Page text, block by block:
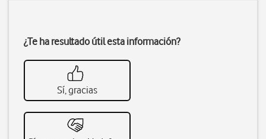
¿Te ha resultado útil esta información?
Sí, gracias